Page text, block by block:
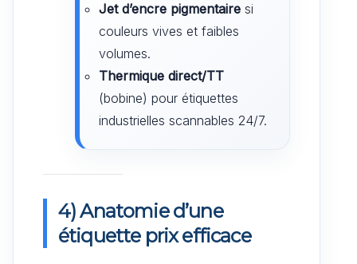
Jet d’encre pigmentaire si
couleurs vives et faibles
volumes.
Thermique direct/TT
(bobine) pour étiquettes
industrielles scannables 24/7.
4) Anatomie d’une
étiquette prix efficace